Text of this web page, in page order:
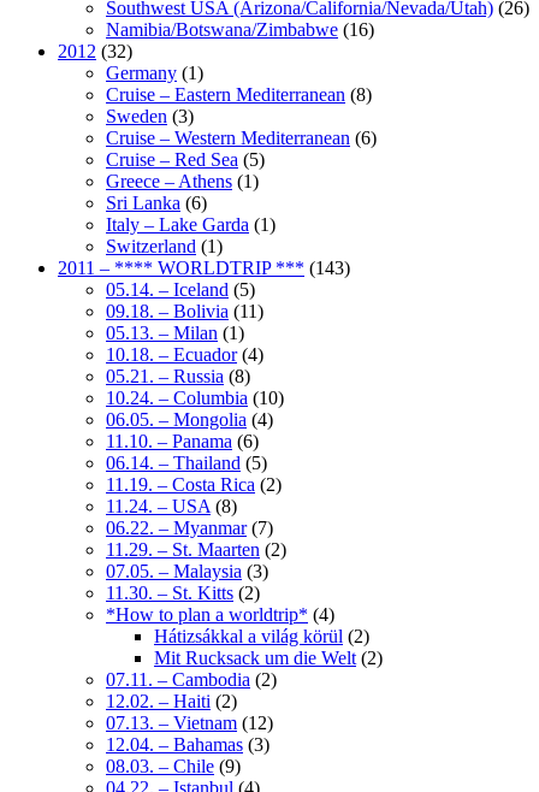
Southwest USA (Arizona/California/Nevada/Utah) (26)
Namibia/Botswana/Zimbabwe (16)
2012 (32)
Germany (1)
Cruise – Eastern Mediterranean (8)
Sweden (3)
Cruise – Western Mediterranean (6)
Cruise – Red Sea (5)
Greece – Athens (1)
Sri Lanka (6)
Italy – Lake Garda (1)
Switzerland (1)
2011 – **** WORLDTRIP *** (143)
05.14. – Iceland (5)
09.18. – Bolivia (11)
05.13. – Milan (1)
10.18. – Ecuador(4)
05.21. – Russia (8)
10.24. – Columbia (10)
06.05. – Mongolia (4)
11.10. – Panama (6)
06.14. – Thailand (5)
11.19. – Costa Rica (2)
11.24. – USA (8)
06.22. – Myanmar(7)
11.29. – St. Maarten (2)
07.05. – Malaysia (3)
11.30. – St. Kitts (2)
*How to plan a worldtrip* (4)
Hátizsákkal a világ körül (2)
Mit Rucksack um die Welt (2)
07.11. – Cambodia (2)
12.02. – Haiti (2)
07.13. – Vietnam (12)
12.04. – Bahamas (3)
08.03. – Chile (9)
04.22. – Istanbul (4)